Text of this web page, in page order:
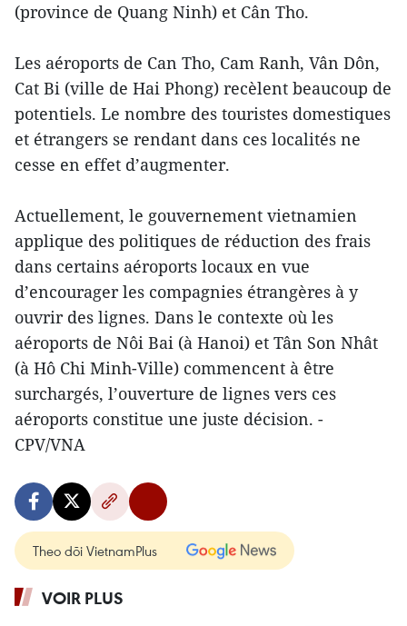
(province de Quang Ninh) et Cân Tho.
Les aéroports de Can Tho, Cam Ranh, Vân Dôn,
Cat Bi (ville de Hai Phong) recèlent beaucoup de
potentiels. Le nombre des touristes domestiques
et étrangers se rendant dans ces localités ne
cesse en effet d’augmenter.
Actuellement, le gouvernement vietnamien
applique des politiques de réduction des frais
dans certains aéroports locaux en vue
d’encourager les compagnies étrangères à y
ouvrir des lignes. Dans le contexte où les
aéroports de Nôi Bai (à Hanoi) et Tân Son Nhât
(à Hô Chi Minh-Ville) commencent à être
surchargés, l’ouverture de lignes vers ces
aéroports constitue une juste décision. -
CPV/VNA
Theo dõi VietnamPlus
VOIR PLUS